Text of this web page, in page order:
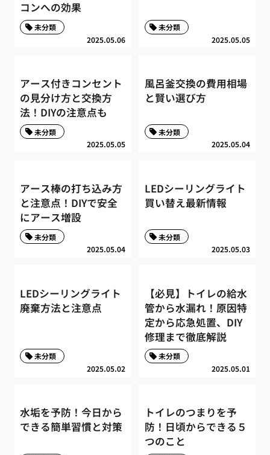
コンへの効果
2025.05.06
未分類
2025.05.05
未分類
アース付きコンセント
の見分け方と交換方
法！DIYの注意点も
2025.05.05
未分類
風呂釜交換の費用相場
と賢い選び方
2025.05.04
未分類
アース棒の打ち込み方
と注意点！DIYで安全
にアース増設
2025.05.04
未分類
LEDシーリングライト
買い替え最新情報
2025.05.03
未分類
LEDシーリングライト
廃棄方法と注意点
2025.05.02
未分類
【必見】トイレの給水
管から水漏れ！原因特
定から応急処置、DIY
修理まで徹底解説
2025.05.01
未分類
水垢を予防！今日から
できる簡単習慣と対策
トイレのつまりを予
防！日頃からできる５
つのこと